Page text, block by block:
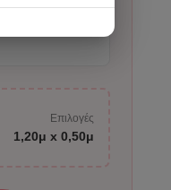
Επιλογές
1,20μ x 0,50μ